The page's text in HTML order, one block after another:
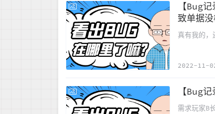
2022-11-02
【Bug
致单据
真有我的
2022-11-
2022-09-10
【Bug
需求玩家B